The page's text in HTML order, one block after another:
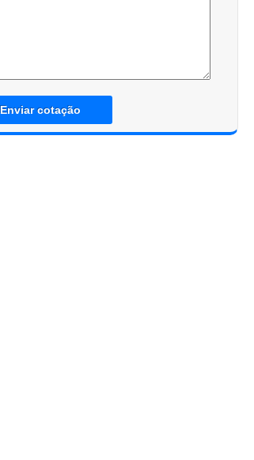
Enviar cotação